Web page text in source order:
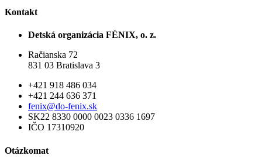
Kontakt
Detská organizácia FÉNIX, o. z.
Račianska 72
831 03 Bratislava 3
+421 918 486 034
+421 244 636 371
fenix@do-fenix.sk
SK22 8330 0000 0023 0336 1697
IČO 17310920
Otázkomat